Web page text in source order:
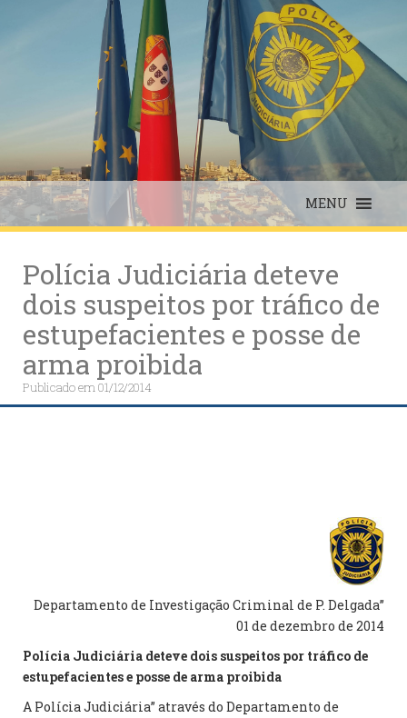
MENU
Polícia Judiciária deteve
dois suspeitos por tráfico de
estupefacientes e posse de
arma proibida
Publicado em01/12/2014
Departamento de Investigação Criminal de P. Delgada”
01 de dezembro de 2014
Polícia Judiciária deteve dois suspeitos por tráfico de
estupefacientes e posse de arma proibida
A Polícia Judiciária” através do Departamento de